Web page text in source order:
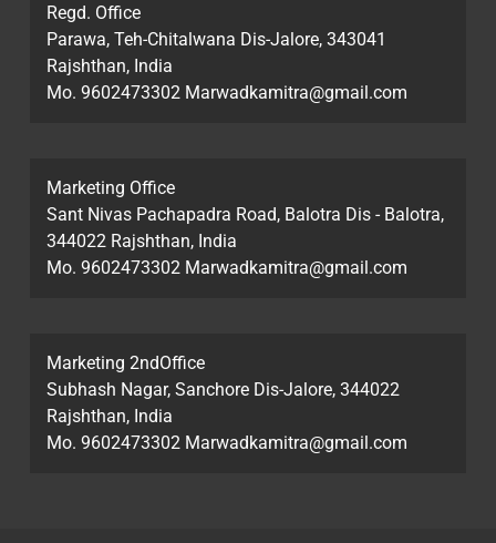
Regd. Office
Parawa, Teh-Chitalwana Dis-Jalore, 343041
Rajshthan, India
Mo. 9602473302 Marwadkamitra@gmail.com
Marketing Office
Sant Nivas Pachapadra Road, Balotra Dis - Balotra,
344022 Rajshthan, India
Mo. 9602473302 Marwadkamitra@gmail.com
Marketing 2ndOffice
Subhash Nagar, Sanchore Dis-Jalore, 344022
Rajshthan, India
Mo. 9602473302 Marwadkamitra@gmail.com